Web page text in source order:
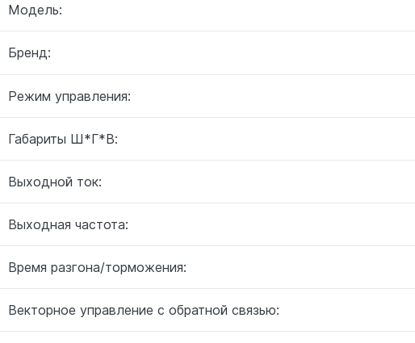
Модель:
Бренд:
Режим управления:
Габариты Ш*Г*В:
Выходной ток:
Выходная частота:
Время разгона/торможения:
Векторное управление с обратной связью: